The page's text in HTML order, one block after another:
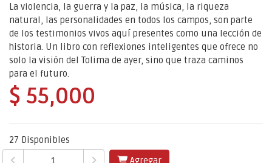
La violencia, la guerra y la paz, la música, la riqueza
natural, las personalidades en todos los campos, son parte
de los testimonios vivos aquí presentes como una lección de
historia. Un libro con reflexiones inteligentes que ofrece no
solo la visión del Tolima de ayer, sino que traza caminos
para el futuro.
$ 55,000
27 Disponibles
Agregar